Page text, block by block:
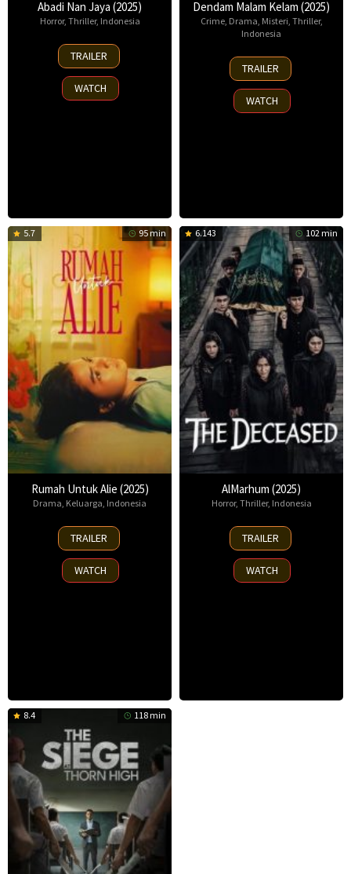
Abadi Nan Jaya (2025)
Horror, Thriller, Indonesia
22
Oct
2025
TRAILER
WATCH
Dendam Malam Kelam (2025)
Crime, Drama Misteri Thriller,
Indonesia
28
May
2025
TRAILER
WATCH
5.7 95 min
Rumah Untuk Alie (2025)
Drama, Keluarga, Indonesia
17
Apr
2025
TRAILER
WATCH
6.143 102 min
AlMarhum (2025)
Horror, Thriller, Indonesia
9
Jan
2025
TRAILER
WATCH
8.4 118 min